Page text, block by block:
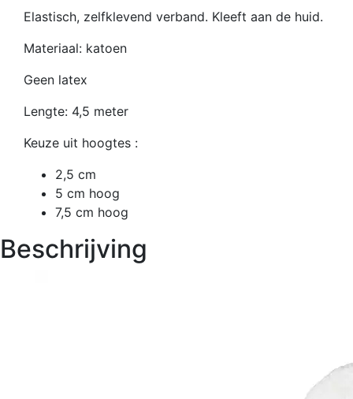
Elastisch, zelfklevend verband. Kleeft aan de huid.
Materiaal: katoen
Geen latex
Lengte: 4,5 meter
Keuze uit hoogtes :
2,5 cm
5 cm hoog
7,5 cm hoog
Beschrijving